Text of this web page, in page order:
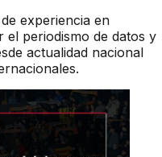
experiencia en
el periodismo de datos y
actualidad nacional